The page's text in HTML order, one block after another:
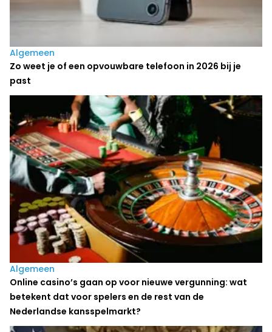
Algemeen
Zo weet je of een opvouwbare telefoon in 2026 bij je
past
Algemeen
Online casino’s gaan op voor nieuwe vergunning: wat
betekent dat voor spelers en de rest van de
Nederlandse kansspelmarkt?